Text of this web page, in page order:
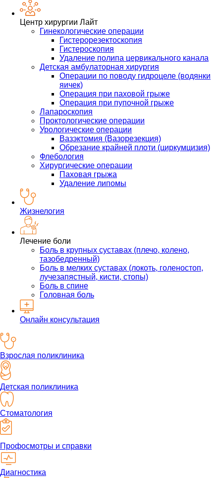
Центр хирургии Лайт
Гинекологические операции
Гистерорезектоскопия
Гистероскопия
Удаление полипа цервикального канала
Детская амбулаторная хирургия
Операции по поводу гидроцеле (водянки
яичек)
Операция при паховой грыже
Операция при пупочной грыже
Лапароскопия
Проктологические операции
Урологические операции
Вазэктомия (Вазорезекция)
Обрезание крайней плоти (циркумцизия)
Флебология
Хирургические операции
Паховая грыжа
Удаление липомы
Жизнелогия
Лечение боли
Боль в крупных суставах (плечо, колено,
тазобедренный)
Боль в мелких суставах (локоть, голеностоп,
лучезапястный, кисти, стопы)
Боль в спине
Головная боль
Онлайн консультация
Взрослая поликлиника
Детская поликлиника
Стоматология
Профосмотры и справки
Диагностика